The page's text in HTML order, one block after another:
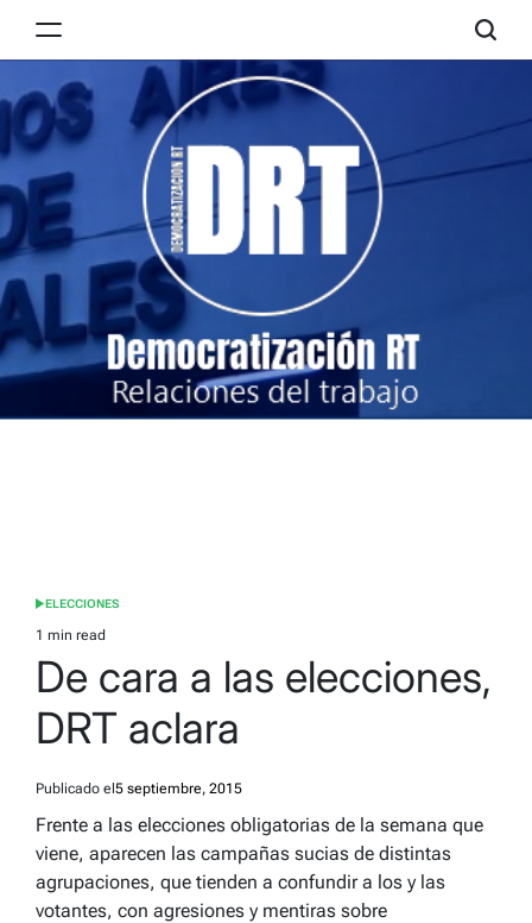
RT
POSTED
IN
ELECCIONES
Estimated
read
time
1 min read
De cara a las elecciones,
DRT aclara
Publicado el 5 septiembre, 2015
Frente a las elecciones obligatorias de la semana que
viene, aparecen las campañas sucias de distintas
agrupaciones, que tienden a confundir a los y las
votantes, con agresiones y mentiras sobre